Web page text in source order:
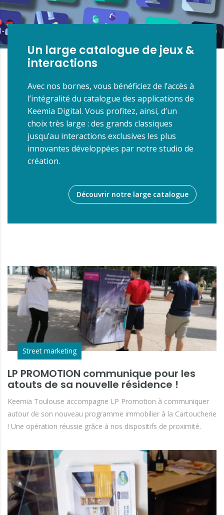
Un large catalogue de jeux &
interactions
Avec nos bornes, vous bénéficiez de l’accès à
l’intégralité du catalogue des applications de
Keemia Digital. Vous profitez, ainsi, d’un
choix très large : des grands classiques
jusqu’au interactions exclusives les plus
innovantes développées par notre studio de
création.
Découvrir notre large catalogue
Street marketing
LP PROMOTION communique pour les
atouts de sa nouvelle résidence !
Keemia Toulouse accompagne LP Promotion à communiquer
autour de son nouveau programme immobilier à la Cartoucherie
! Une opération réussie grâce à nos dispositifs de proximité.